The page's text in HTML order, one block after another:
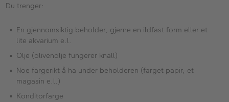
Du trenger:
En gjennomsiktig beholder, gjerne en ildfast form eller et
lite akvarium e.l.
Olje (olivenolje fungerer knall)
Noe fargerikt å ha under beholderen (farget papir, et
magasin e.l.)
Konditorfarge